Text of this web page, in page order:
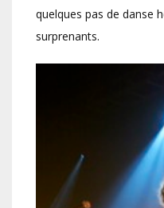
quelques pas de danse
surprenants.